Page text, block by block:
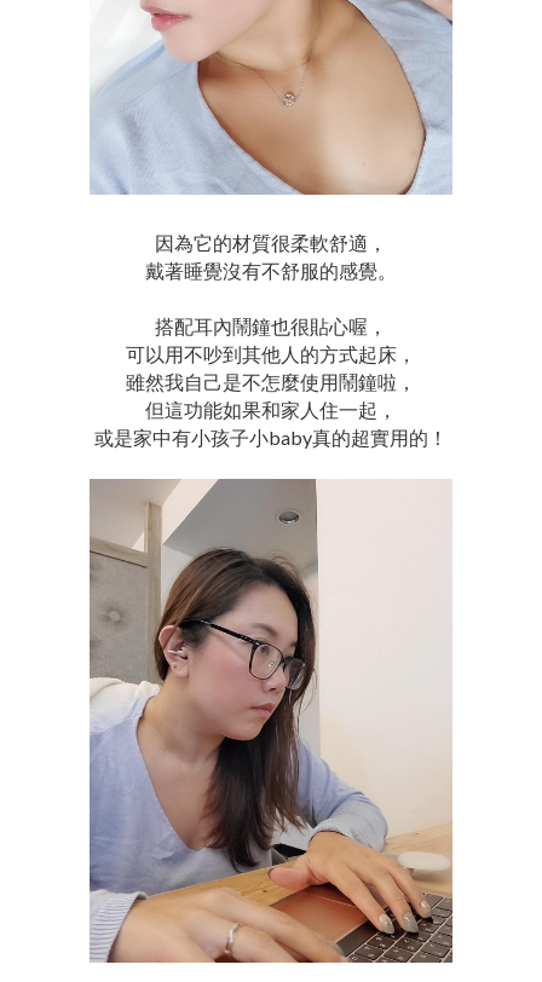
因為它的材質很柔軟舒適，
戴著睡覺沒有不舒服的感覺。
搭配耳內鬧鐘也很貼心喔，
可以用不吵到其他人的方式起床，
雖然我自己是不怎麼使用鬧鐘啦，
但這功能如果和家人住一起，
或是家中有小孩子小baby真的超實用的！